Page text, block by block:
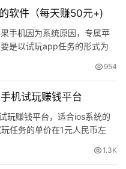
软件（每天赚50元+)
手机因为系统原因，专属苹
是以试玩app任务的形式为
954
机试玩赚钱平台
玩赚钱平台，适合ios系统的
任务的单价在1元人民币左
1.3K